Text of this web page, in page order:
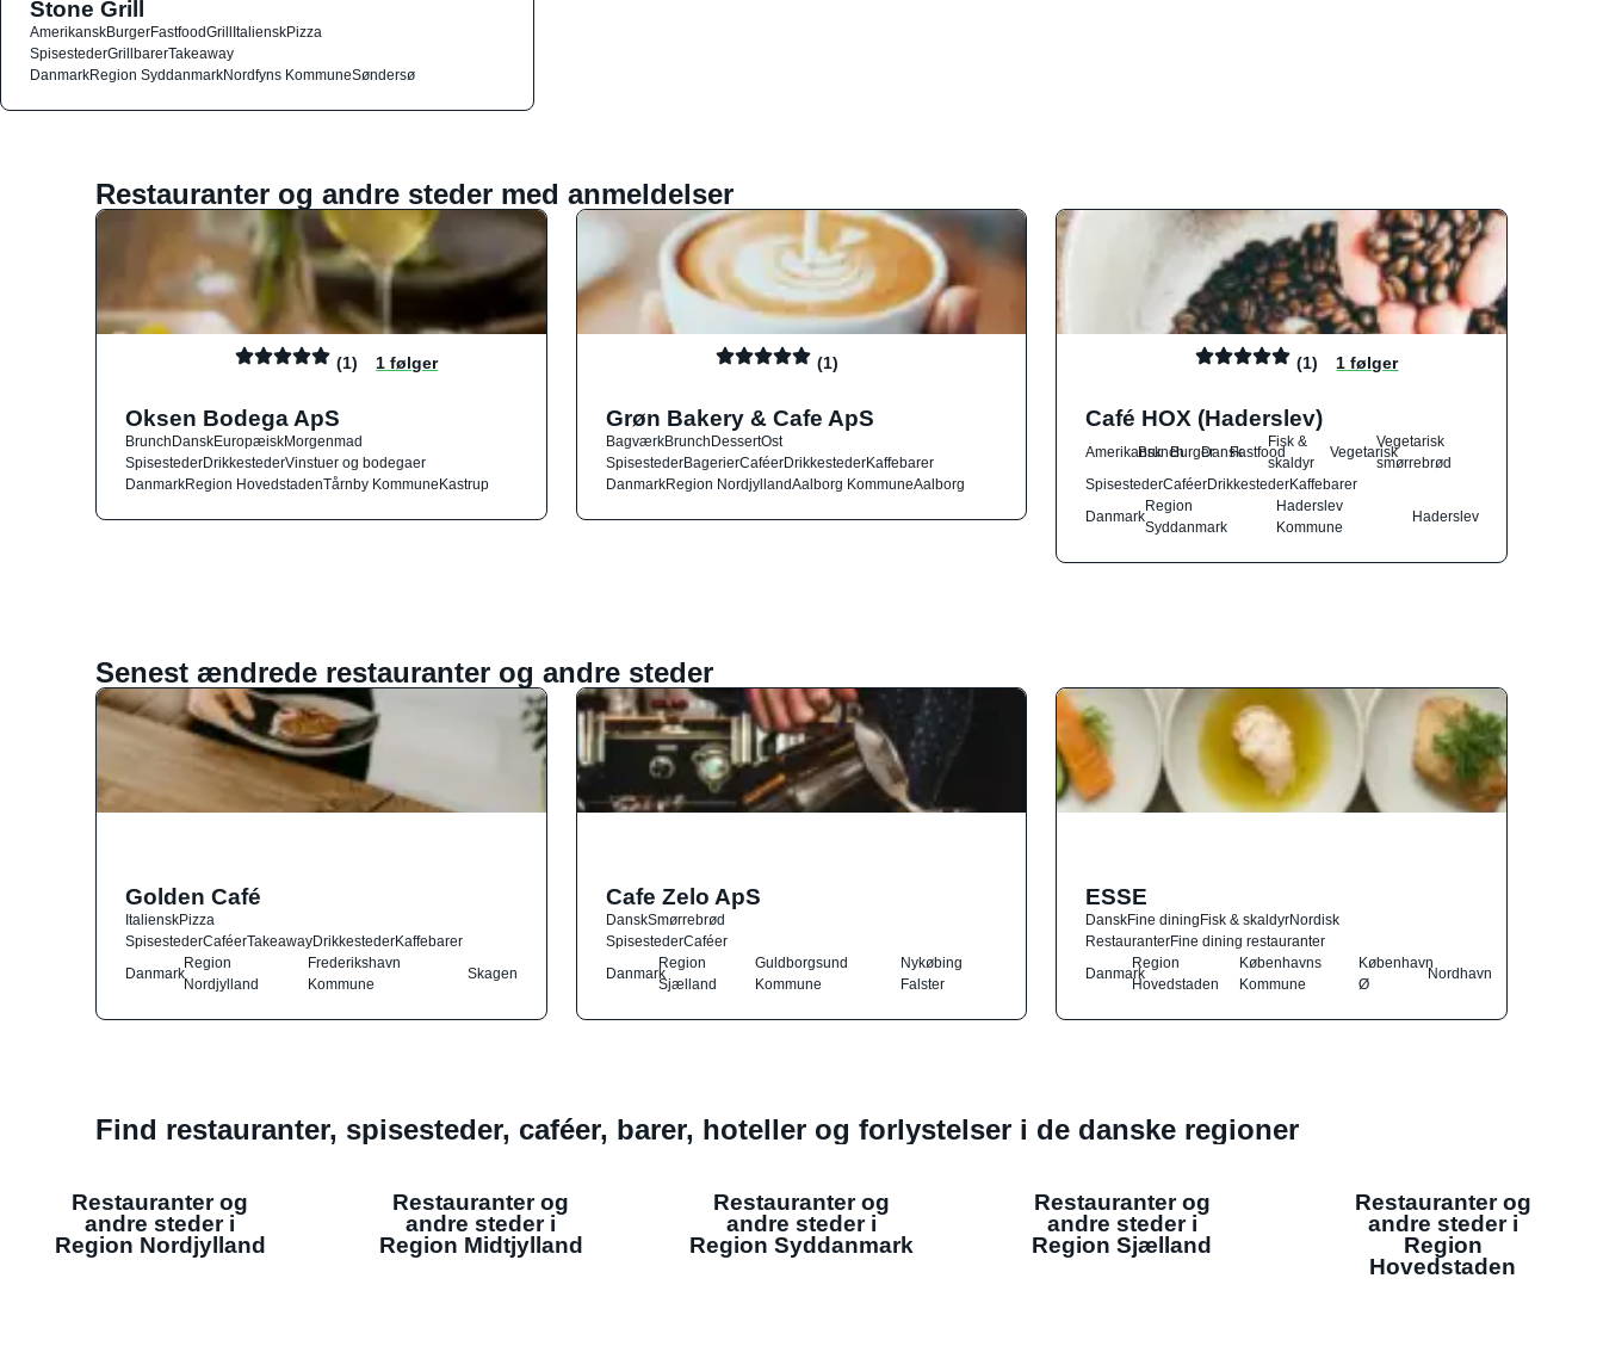
Stone Grill
AmerikanskBurgerFastfoodGrillItalienskPizza
SpisestederGrillbarerTakeaway
DanmarkRegion SyddanmarkNordfyns KommuneSøndersø
Restauranter og andre steder med anmeldelser
(1) 1 følger
Oksen Bodega ApS
BrunchDanskEuropæiskMorgenmad
SpisestederDrikkestederVinstuer og bodegaer
DanmarkRegion HovedstadenTårnby KommuneKastrup
(1)
Grøn Bakery & Cafe ApS
BagværkBrunchDessertOst
SpisestederBagerierCaféerDrikkestederKaffebarer
DanmarkRegion NordjyllandAalborg KommuneAalborg
(1) 1 følger
Café HOX (Haderslev)
AmerikanskBrunchBurgerDanskFastfood
Fisk &
skaldyr
Vegetarisk
Vegetarisk
smørrebrød
SpisestederCaféerDrikkestederKaffebarer
Danmark
Region
Syddanmark
Haderslev
Kommune
Haderslev
Senest ændrede restauranter og andre steder
Golden Café
ItalienskPizza
SpisestederCaféerTakeawayDrikkestederKaffebarer
Danmark
Region
Nordjylland
Frederikshavn
Kommune
Skagen
Cafe Zelo ApS
DanskSmørrebrød
SpisestederCaféer
Danmark
Region
Sjælland
Guldborgsund
Kommune
Nykøbing
Falster
ESSE
DanskFine diningFisk & skaldyrNordisk
RestauranterFine dining restauranter
Danmark
Region
Hovedstaden
Københavns
Kommune
København
Ø
Nordhavn
Find restauranter, spisesteder, caféer, barer, hoteller og forlystelser i de danske regioner
Restauranter og
andre steder i
Region Nordjylland
Restauranter og
andre steder i
Region Midtjylland
Restauranter og
andre steder i
Region Syddanmark
Restauranter og
andre steder i
Region Sjælland
Restauranter og
andre steder i
Region
Hovedstaden